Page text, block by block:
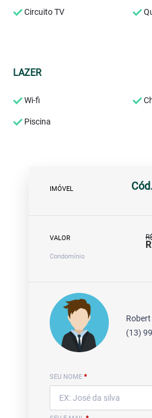
Circuito TV
LAZER
Wi-fi
Piscina
IMÓVEL
VALOR
Condomínio
(13)
SEU NOME *